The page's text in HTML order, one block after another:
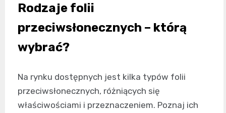
Rodzaje folii
przeciwsłonecznych – którą
wybrać?
Na rynku dostępnych jest kilka typów folii
przeciwsłonecznych, różniących się
właściwościami i przeznaczeniem. Poznaj ich